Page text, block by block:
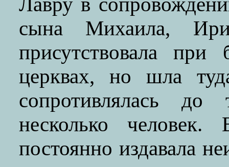
сына Михаила,
присутствовала при
церквах, но шла
сопротивлялась
несколько
постоянно издавала